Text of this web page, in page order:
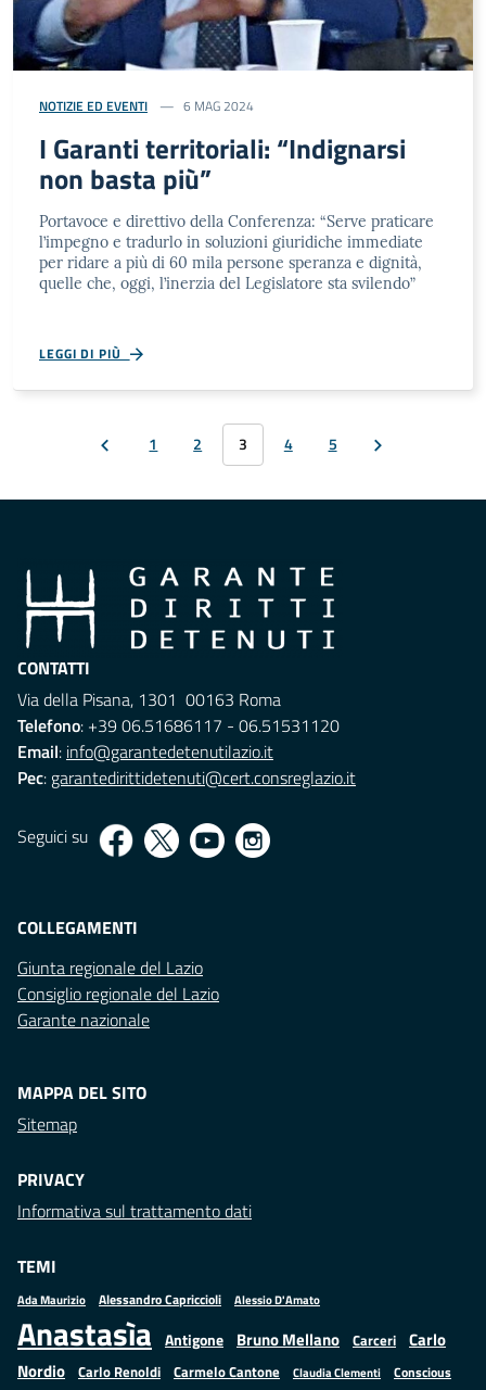
NOTIZIE ED EVENTI 6 MAG 2024
I Garanti territoriali: “Indignarsi
non basta più”
Portavoce e direttivo della Conferenza: “Serve praticare
l’impegno e tradurlo in soluzioni giuridiche immediate
per ridare a più di 60 mila persone speranza e dignità,
quelle che, oggi, l’inerzia del Legislatore sta svilendo”
LEGGI DI PIÙ
1 2 3 4 5
CONTATTI
Via della Pisana, 1301 00163 Roma
Telefono: +39 06.51686117 - 06.51531120
Email: info@garantedetenutilazio.it
Pec: garantedirittidetenuti@cert.consreglazio.it
Seguici su
COLLEGAMENTI
Giunta regionale del Lazio
Consiglio regionale del Lazio
Garante nazionale
MAPPA DEL SITO
Sitemap
PRIVACY
Informativa sul trattamento dati
TEMI
Ada Maurizio Alessandro Capriccioli Alessio D'Amato
Anastasìa Antigone Bruno Mellano Carceri
Carlo
Nordio Carlo Renoldi Carmelo Cantone Claudia Clementi Conscious